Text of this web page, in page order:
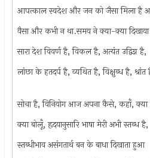
आपत्काल स्वदेश और जन को जैसा मिला है
वैसा और कभी न था.समय ने क्या-क्या
सारा देश विवर्ण है, विकल है, अत्यंत उद्विग्न है,
लांछा के हतदर्प है, व्यथित है, विक्षुब्ध है, श्रांत
सोचा है, विनियोग आज अपना कैसे, कहाँ,
क्या बोलूँ, हृदयानुसारि भाषा मेरी अभी स्तब्ध है,
स्तब्धीभाव असंगतार्थ बन के बाधा दिखाता हुआ